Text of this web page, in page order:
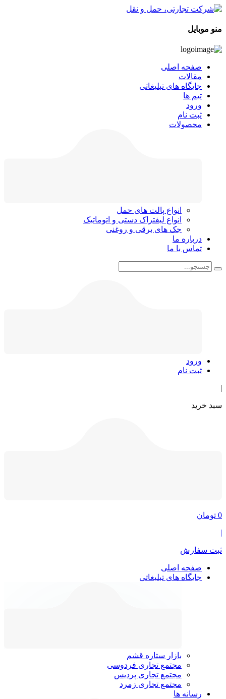
منو موبایل
صفحه اصلی
مقالات
جایگاه های تبلیغاتی
تیم ها
ورود
ثبت نام
محصولات
انواع پالت های حمل
انواع لیفتراک دستی و اتوماتیک
جک های برقی و روغنی
درباره ما
تماس با ما
ورود
ثبت نام
سبد خرید
0 تومان
|
ثبت سفارش
صفحه اصلی
جایگاه های تبلیغاتی
بازار ستاره قشم
مجتمع تجاری فردوسی
مجتمع تجاری پردیس
مجتمع تجاری زمرد
رسانه ها